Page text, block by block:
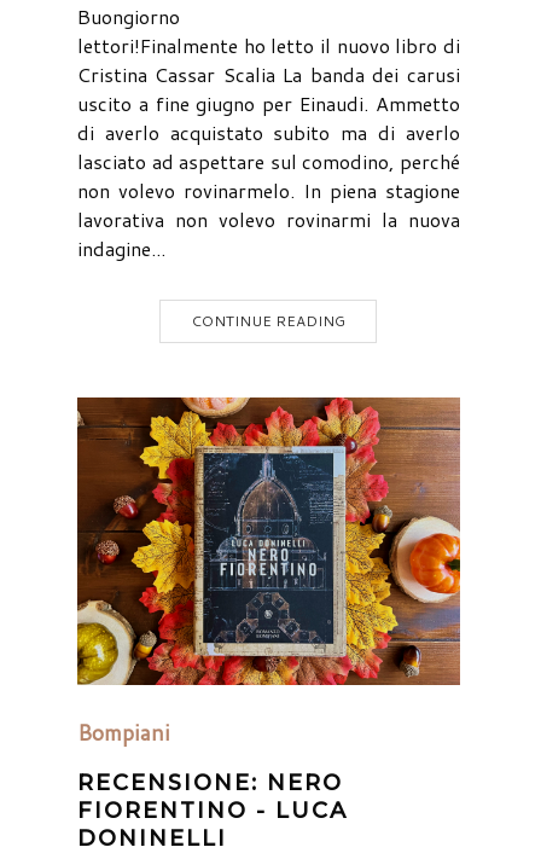
Buongiorno
lettori!Finalmente ho letto il nuovo libro di
Cristina Cassar Scalia La banda dei carusi
uscito a fine giugno per Einaudi. Ammetto
di averlo acquistato subito ma di averlo
lasciato ad aspettare sul comodino, perché
non volevo rovinarmelo. In piena stagione
lavorativa non volevo rovinarmi la nuova
indagine...
CONTINUE READING
Bompiani
RECENSIONE: NERO
FIORENTINO - LUCA
DONINELLI